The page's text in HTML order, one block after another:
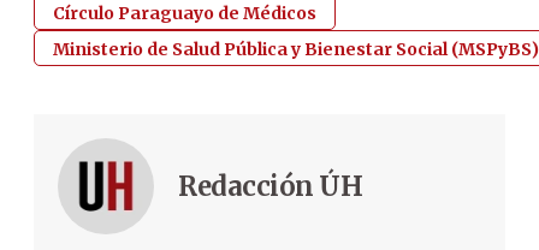
Círculo Paraguayo de Médicos
Ministerio de Salud Pública y Bienestar Social (MSPyBS)
Redacción ÚH